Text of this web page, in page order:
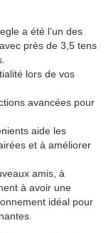
a été l’un des
près de 3,5 tens
lors de vos
avancées pour
aide les
et à améliorer
amis, à
à avoir une
idéal pour